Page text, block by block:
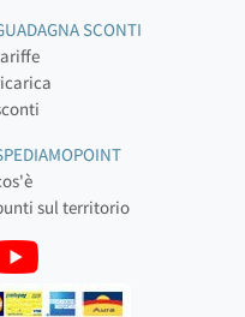
SCONTI
sul territorio